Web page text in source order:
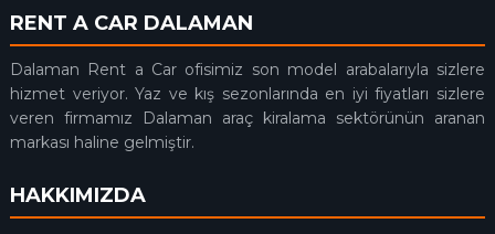
RENT A CAR DALAMAN
Dalaman Rent a Car ofisimiz son model arabalarıyla sizlere
hizmet veriyor. Yaz ve kış sezonlarında en iyi fiyatları sizlere
veren firmamız Dalaman araç kiralama sektörünün aranan
markası haline gelmiştir.
HAKKIMIZDA